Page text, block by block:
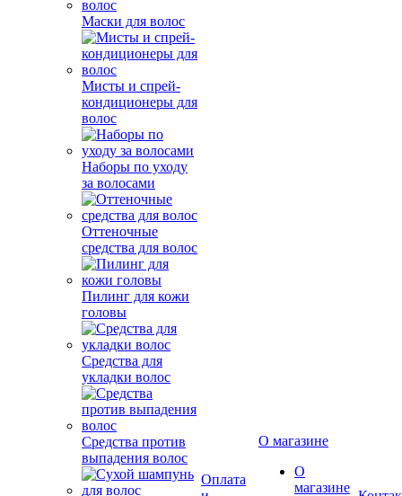
Маски для волос
Мисты и спрей-
кондиционеры для
волос
Наборы по уходу
за волосами
Оттеночные
средства для волос
Пилинг для кожи
головы
Средства для
укладки волос
Средства против
выпадения волос
О